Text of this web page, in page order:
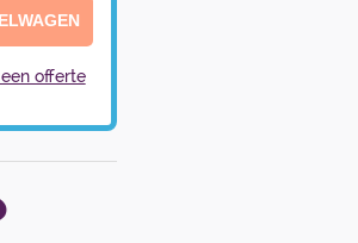
offerte